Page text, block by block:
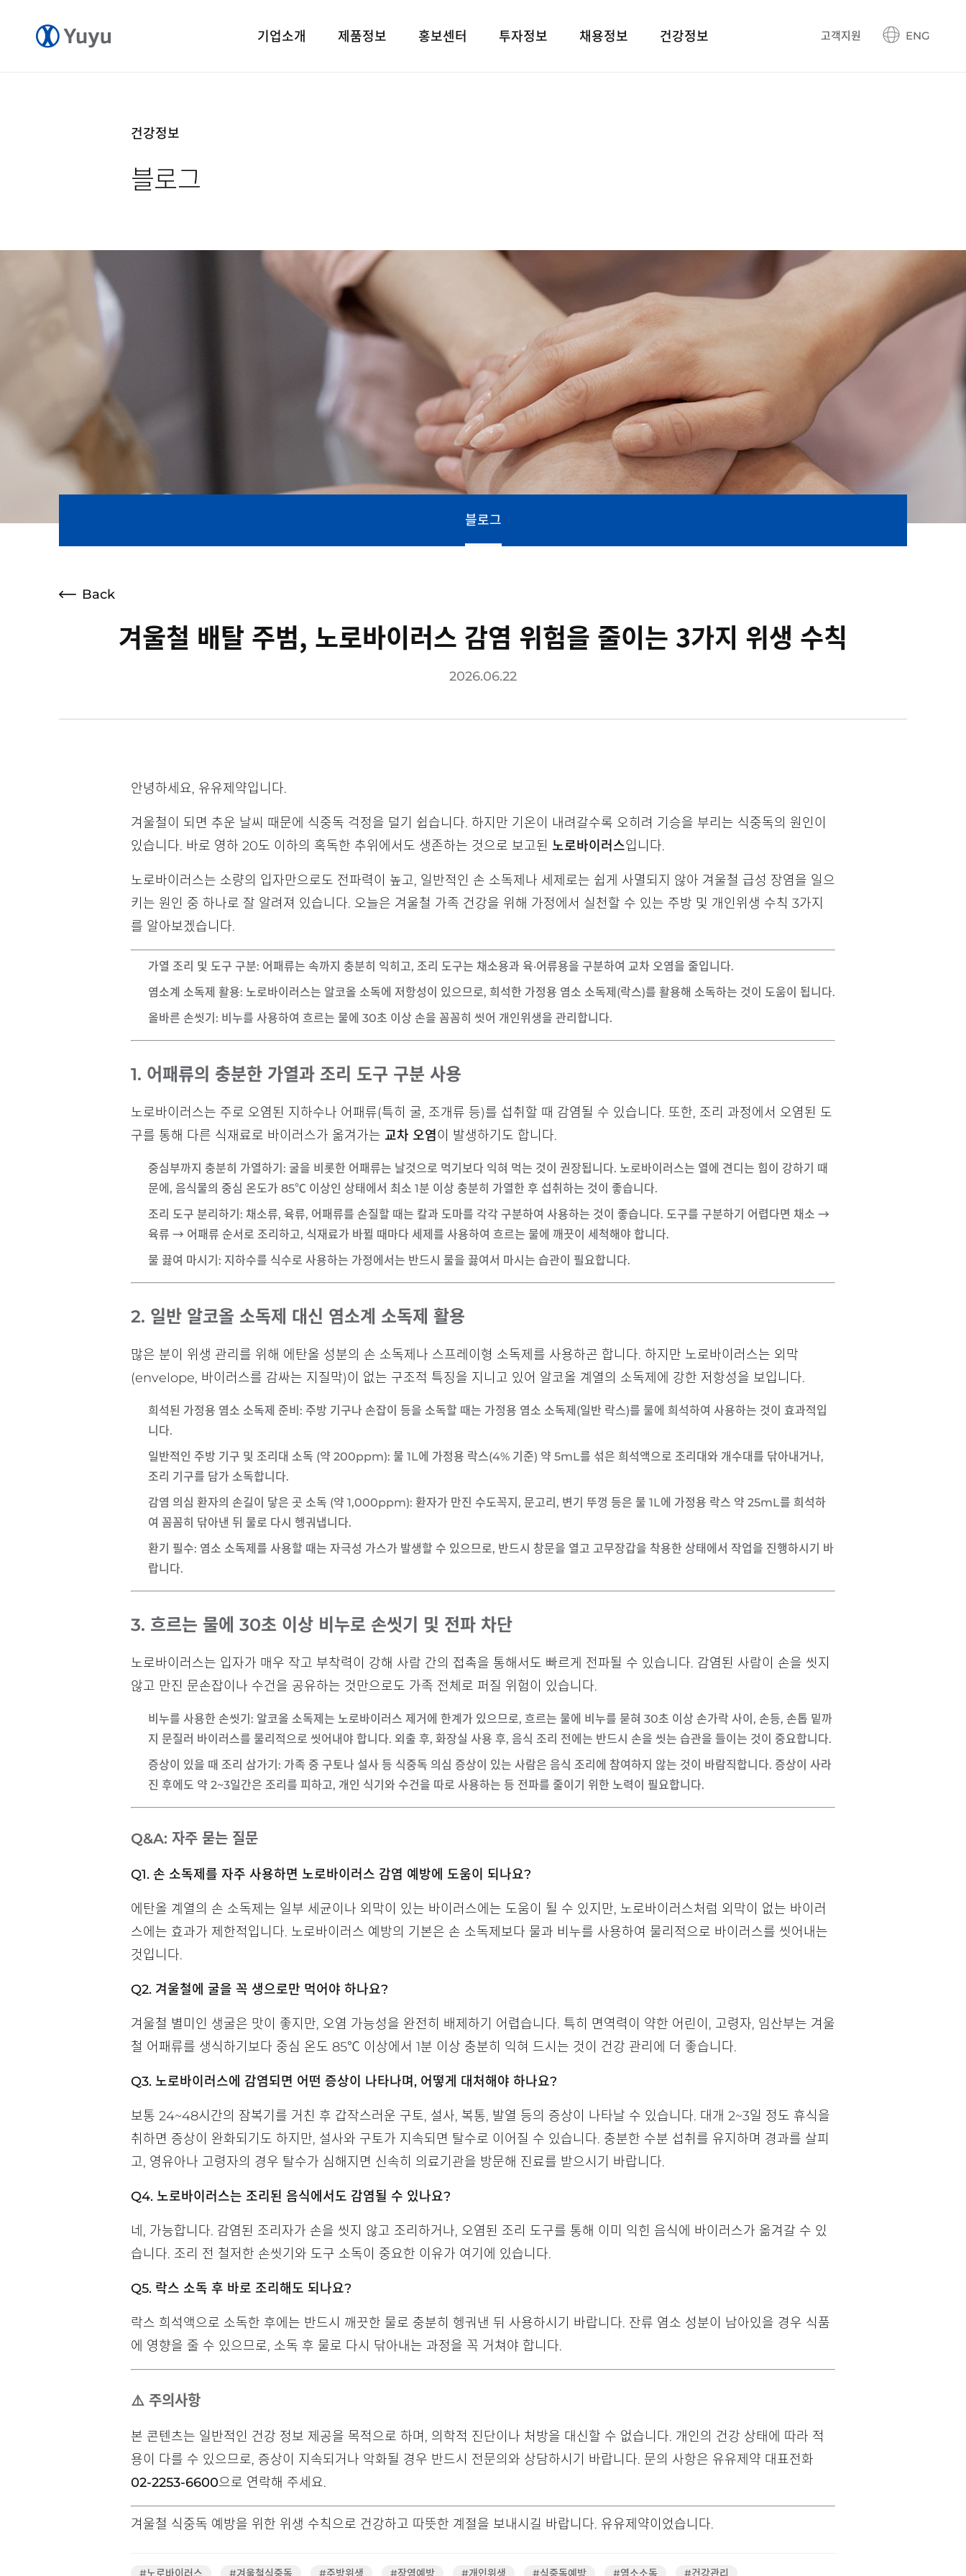
기업소개 제품정보 홍보센터 투자정보 채용정보 건강정보
오시는길
고객지원 ENG
건강정보
블로그
블로그
Back
겨울철 배탈 주범, 노로바이러스 감염 위험을 줄이는 3가지 위생 수칙
2026.06.22
안녕하세요, 유유제약입니다.
겨울철이 되면 추운 날씨 때문에 식중독 걱정을 덜기 쉽습니다. 하지만 기온이 내려갈수록 오히려 기승을 부리는 식중독의 원인이
있습니다. 바로 영하 20도 이하의 혹독한 추위에서도 생존하는 것으로 보고된 노로바이러스입니다.
노로바이러스는 소량의 입자만으로도 전파력이 높고, 일반적인 손 소독제나 세제로는 쉽게 사멸되지 않아 겨울철 급성 장염을 일으
키는 원인 중 하나로 잘 알려져 있습니다. 오늘은 겨울철 가족 건강을 위해 가정에서 실천할 수 있는 주방 및 개인위생 수칙 3가지
를 알아보겠습니다.
가열 조리 및 도구 구분: 어패류는 속까지 충분히 익히고, 조리 도구는 채소용과 육·어류용을 구분하여 교차 오염을 줄입니다.
염소계 소독제 활용: 노로바이러스는 알코올 소독에 저항성이 있으므로, 희석한 가정용 염소 소독제(락스)를 활용해 소독하는 것이 도움이 됩니다.
올바른 손씻기 : 비누를 사용하여 흐르는 물에 30초 이상 손을 꼼꼼히 씻어 개인위생을 관리합니다.
1. 어패류의 충분한 가열과 조리 도구 구분 사용
노로바이러스는 주로 오염된 지하수나 어패류(특히 굴, 조개류 등)를 섭취할 때 감염될 수 있습니다. 또한, 조리 과정에서 오염된 도
구를 통해 다른 식재료로 바이러스가 옮겨가는 교차 오염이 발생하기도 합니다.
중심부까지 충분히 가열하기 : 굴을 비롯한 어패류는 날것으로 먹기보다 익혀 먹는 것이 권장됩니다. 노로바이러스는 열에 견디는 힘이 강하기 때
문에, 음식물의 중심 온도가 85℃ 이상인 상태에서 최소 1분 이상 충분히 가열한 후 섭취하는 것이 좋습니다.
조리 도구 분리하기 : 채소류, 육류, 어패류를 손질할 때는 칼과 도마를 각각 구분하여 사용하는 것이 좋습니다. 도구를 구분하기 어렵다면 채소 →
육류 → 어패류 순서로 조리하고, 식재료가 바뀔 때마다 세제를 사용하여 흐르는 물에 깨끗이 세척해야 합니다.
물 끓여 마시기 : 지하수를 식수로 사용하는 가정에서는 반드시 물을 끓여서 마시는 습관이 필요합니다.
2. 일반 알코올 소독제 대신 염소계 소독제 활용
많은 분이 위생 관리를 위해 에탄올 성분의 손 소독제나 스프레이형 소독제를 사용하곤 합니다. 하지만 노로바이러스는 외막
(envelope, 바이러스를 감싸는 지질막)이 없는 구조적 특징을 지니고 있어 알코올 계열의 소독제에 강한 저항성을 보입니다.
희석된 가정용 염소 소독제 준비 : 주방 기구나 손잡이 등을 소독할 때는 가정용 염소 소독제(일반 락스)를 물에 희석하여 사용하는 것이 효과적입
니다.
일반적인 주방 기구 및 조리대 소독 (약 200ppm): 물 1L에 가정용 락스(4% 기준) 약 5mL를 섞은 희석액으로 조리대와 개수대를 닦아내거나,
조리 기구를 담가 소독합니다.
감염 의심 환자의 손길이 닿은 곳 소독 (약 1,000ppm): 환자가 만진 수도꼭지, 문고리, 변기 뚜껑 등은 물 1L에 가정용 락스 약 25mL를 희석하
여 꼼꼼히 닦아낸 뒤 물로 다시 헹궈냅니다.
환기 필수: 염소 소독제를 사용할 때는 자극성 가스가 발생할 수 있으므로, 반드시 창문을 열고 고무장갑을 착용한 상태에서 작업을 진행하시기 바
랍니다.
3. 흐르는 물에 30초 이상 비누로 손씻기 및 전파 차단
노로바이러스는 입자가 매우 작고 부착력이 강해 사람 간의 접촉을 통해서도 빠르게 전파될 수 있습니다. 감염된 사람이 손을 씻지
않고 만진 문손잡이나 수건을 공유하는 것만으로도 가족 전체로 퍼질 위험이 있습니다.
비누를 사용한 손씻기 : 알코올 소독제는 노로바이러스 제거에 한계가 있으므로, 흐르는 물에 비누를 묻혀 30초 이상 손가락 사이, 손등, 손톱 밑까
지 문질러 바이러스를 물리적으로 씻어내야 합니다. 외출 후, 화장실 사용 후, 음식 조리 전에는 반드시 손을 씻는 습관을 들이는 것이 중요합니다.
증상이 있을 때 조리 삼가기 : 가족 중 구토나 설사 등 식중독 의심 증상이 있는 사람은 음식 조리에 참여하지 않는 것이 바람직합니다. 증상이 사라
진 후에도 약 2~3일간은 조리를 피하고, 개인 식기와 수건을 따로 사용하는 등 전파를 줄이기 위한 노력이 필요합니다.
Q&A: 자주 묻는 질문
Q1. 손 소독제를 자주 사용하면 노로바이러스 감염 예방에 도움이 되나요?
에탄올 계열의 손 소독제는 일부 세균이나 외막이 있는 바이러스에는 도움이 될 수 있지만, 노로바이러스처럼 외막이 없는 바이러
스에는 효과가 제한적입니다. 노로바이러스 예방의 기본은 손 소독제보다 물과 비누를 사용하여 물리적으로 바이러스를 씻어내는
것입니다.
Q2. 겨울철에 굴을 꼭 생으로만 먹어야 하나요?
겨울철 별미인 생굴은 맛이 좋지만, 오염 가능성을 완전히 배제하기 어렵습니다. 특히 면역력이 약한 어린이, 고령자, 임산부는 겨울
철 어패류를 생식하기보다 중심 온도 85℃ 이상에서 1분 이상 충분히 익혀 드시는 것이 건강 관리에 더 좋습니다.
Q3. 노로바이러스에 감염되면 어떤 증상이 나타나며, 어떻게 대처해야 하나요?
보통 24~48시간의 잠복기를 거친 후 갑작스러운 구토, 설사, 복통, 발열 등의 증상이 나타날 수 있습니다. 대개 2~3일 정도 휴식을
취하면 증상이 완화되기도 하지만, 설사와 구토가 지속되면 탈수로 이어질 수 있습니다. 충분한 수분 섭취를 유지하며 경과를 살피
고, 영유아나 고령자의 경우 탈수가 심해지면 신속히 의료기관을 방문해 진료를 받으시기 바랍니다.
Q4. 노로바이러스는 조리된 음식에서도 감염될 수 있나요?
네, 가능합니다. 감염된 조리자가 손을 씻지 않고 조리하거나, 오염된 조리 도구를 통해 이미 익힌 음식에 바이러스가 옮겨갈 수 있
습니다. 조리 전 철저한 손씻기와 도구 소독이 중요한 이유가 여기에 있습니다.
Q5. 락스 소독 후 바로 조리해도 되나요?
락스 희석액으로 소독한 후에는 반드시 깨끗한 물로 충분히 헹궈낸 뒤 사용하시기 바랍니다. 잔류 염소 성분이 남아있을 경우 식품
에 영향을 줄 수 있으므로, 소독 후 물로 다시 닦아내는 과정을 꼭 거쳐야 합니다.
⚠️ 주의사항
본 콘텐츠는 일반적인 건강 정보 제공을 목적으로 하며, 의학적 진단이나 처방을 대신할 수 없습니다. 개인의 건강 상태에 따라 적
용이 다를 수 있으므로, 증상이 지속되거나 악화될 경우 반드시 전문의와 상담하시기 바랍니다. 문의 사항은 유유제약 대표전화
02-2253-6600으로 연락해 주세요.
겨울철 식중독 예방을 위한 위생 수칙으로 건강하고 따뜻한 계절을 보내시길 바랍니다. 유유제약이었습니다.
#노로바이러스 #겨울철식중독 #주방위생 #장염예방 #개인위생 #식중독예방 #염소소독 #건강관리